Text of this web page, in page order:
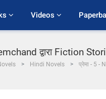
Videos
द्वारा Fiction
Hindi Novels प्रेमा - 5 -